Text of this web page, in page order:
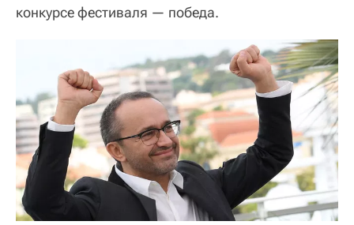
конкурсе фестиваля — победа.